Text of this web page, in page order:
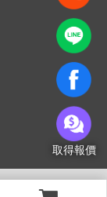
取得報價